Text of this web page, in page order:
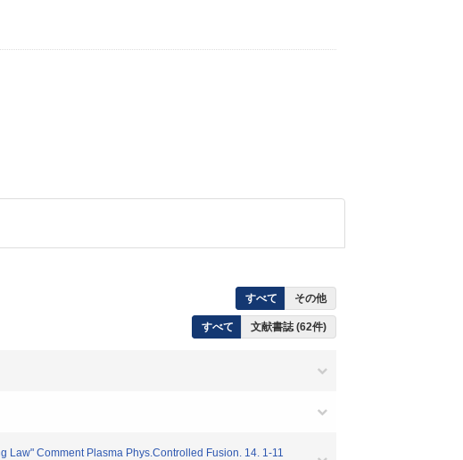
すべて その他
すべて 文献書誌 (62件)
Law" Comment Plasma Phys.Controlled Fusion. 14. 1-11